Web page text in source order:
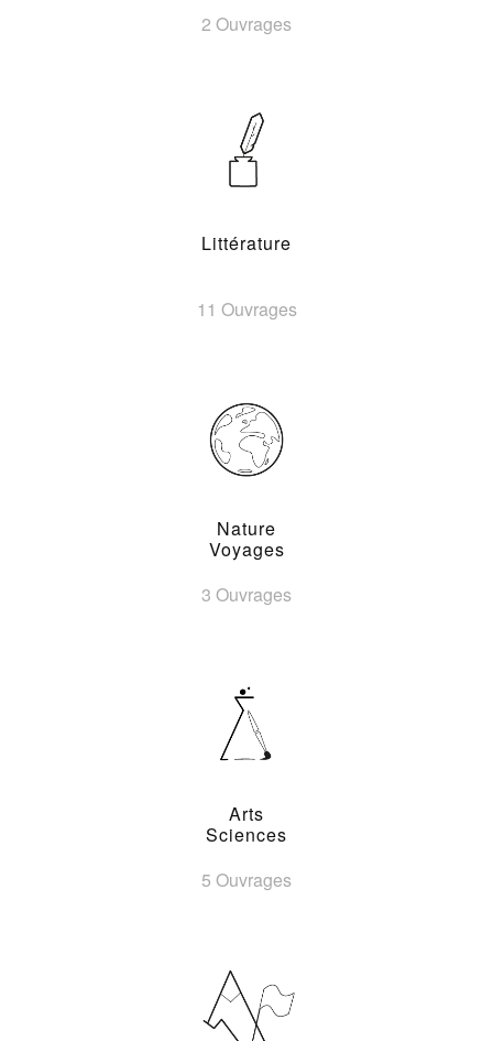
2 Ouvrages
Littérature
11 Ouvrages
Nature
Voyages
3 Ouvrages
Arts
Sciences
5 Ouvrages